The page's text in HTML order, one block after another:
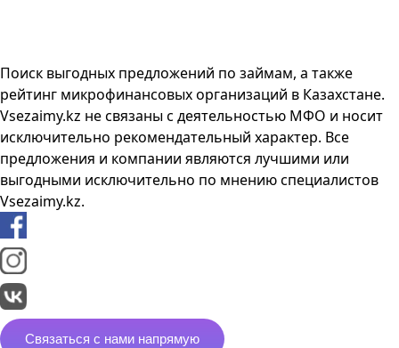
Поиск выгодных предложений по займам, а также
рейтинг микрофинансовых организаций в Казахстане.
Vsezaimy.kz не связаны с деятельностью МФО и носит
исключительно рекомендательный характер. Все
предложения и компании являются лучшими или
выгодными исключительно по мнению специалистов
Vsezaimy.kz.
Связаться с нами напрямую